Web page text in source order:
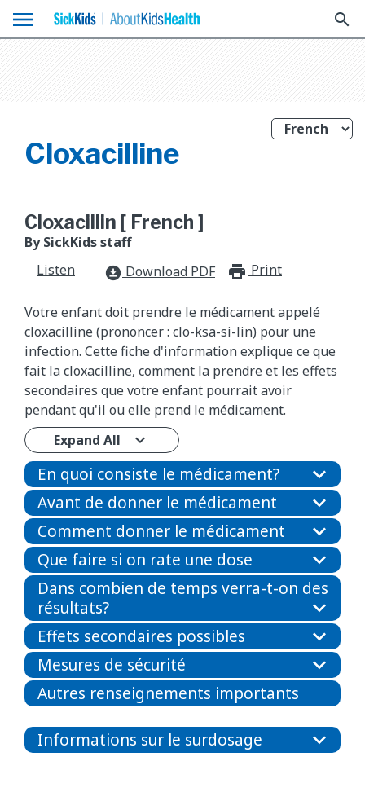
menu search
Cloxacilline
Cloxacillin [ French ]
By SickKids staff
Listen
download_for_offline Download PDF Print
Votre enfant doit prendre le médicament appelé
cloxacilline (prononcer : clo-ksa-si-lin) pour une
infection. Cette fiche d'information explique ce que
fait la cloxacilline, comment la prendre et les effets
secondaires que votre enfant pourrait avoir
pendant qu'il ou elle prend le médicament.
Expand All
En quoi consiste le médicament?
Avant de donner le médicament
Comment donner le médicament
Que faire si on rate une dose
Dans combien de temps verra-t-on des
résultats?
Effets secondaires possibles
Mesures de sécurité
Autres renseignements importants
Informations sur le surdosage